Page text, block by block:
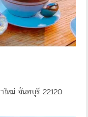
ใหม่ จันทบุรี 22120